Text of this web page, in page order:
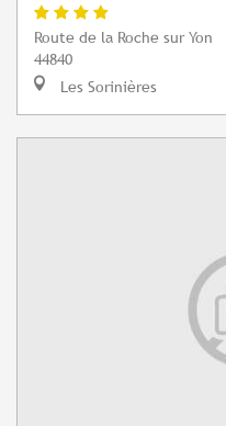
Route de la Roche sur Yon
44840
Les Sorinières